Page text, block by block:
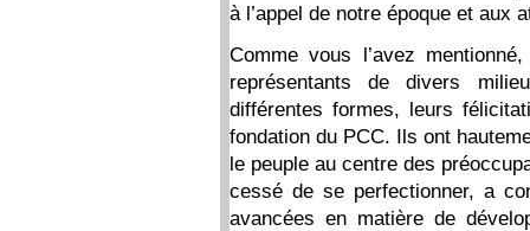
à l’appel de notre époque et aux
Comme vous l’avez
représentants de divers
différentes formes, leurs
fondation du PCC. Ils ont
le peuple au centre des
cessé de se perfectionner, a
avancées en matière de